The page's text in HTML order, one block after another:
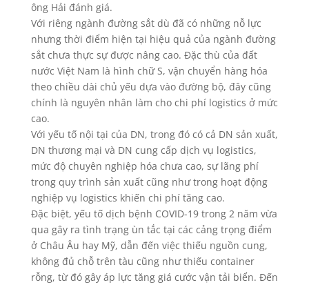
ông Hải đánh giá.
Với riêng ngành đường sắt dù đã có những nỗ lực
nhưng thời điểm hiện tại hiệu quả của ngành đường
sắt chưa thực sự được nâng cao. Đặc thù của đất
nước Việt Nam là hình chữ S, vận chuyển hàng hóa
theo chiều dài chủ yếu dựa vào đường bộ, đây cũng
chính là nguyên nhân làm cho chi phí logistics ở mức
cao.
Với yếu tố nội tại của DN, trong đó có cả DN sản xuất,
DN thương mại và DN cung cấp dịch vụ logistics,
mức độ chuyên nghiệp hóa chưa cao, sự lãng phí
trong quy trình sản xuất cũng như trong hoạt động
nghiệp vụ logistics khiến chi phí tăng cao.
Đặc biệt, yếu tố dịch bệnh COVID-19 trong 2 năm vừa
qua gây ra tình trạng ùn tắc tại các cảng trọng điểm
ở Châu Âu hay Mỹ, dẫn đến việc thiếu nguồn cung,
không đủ chỗ trên tàu cũng như thiếu container
rỗng, từ đó gây áp lực tăng giá cước vận tải biển. Đến